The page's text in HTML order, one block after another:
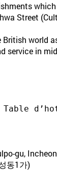
Street
world
service in
gu, Incheon
동1가)